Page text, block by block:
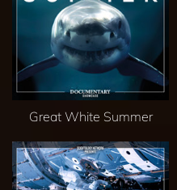
Great White Summer